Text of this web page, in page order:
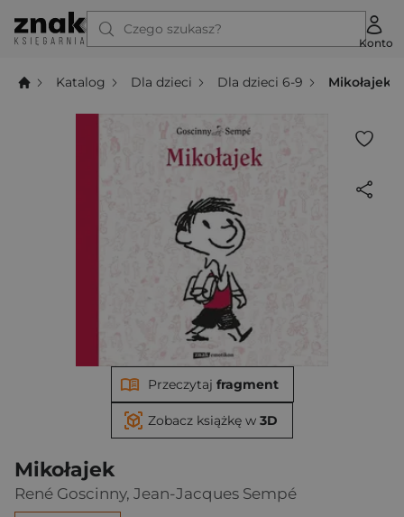
Czego szukasz?
Konto
Katalog Dla dzieci Dla dzieci 6-9 Mikołajek
Mikołajek
René Goscinny, Jean-Jacques Sempé
Przeczytaj fragment
Zobacz książkę w 3D